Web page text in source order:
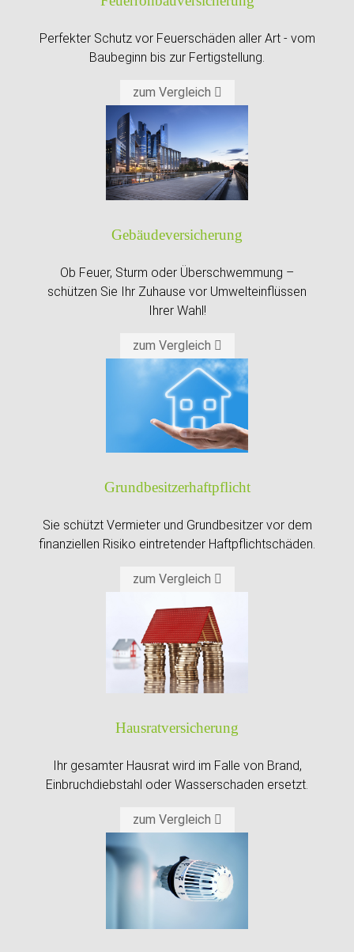
Perfekter Schutz vor Feuerschäden aller Art - vom
Baubeginn bis zur Fertigstellung.
zum Vergleich
Gebäude­versicherung
Ob Feuer, Sturm oder Überschwemmung –
schützen Sie Ihr Zuhause vor Umwelteinflüssen
Ihrer Wahl!
zum Vergleich
Grundbesitzer­haftpflicht
Sie schützt Vermieter und Grundbesitzer vor dem
finanziellen Risiko eintretender Haftpflichtschäden.
zum Vergleich
Hausrat­versicherung
Ihr gesamter Hausrat wird im Falle von Brand,
Einbruchdiebstahl oder Wasserschaden ersetzt.
zum Vergleich